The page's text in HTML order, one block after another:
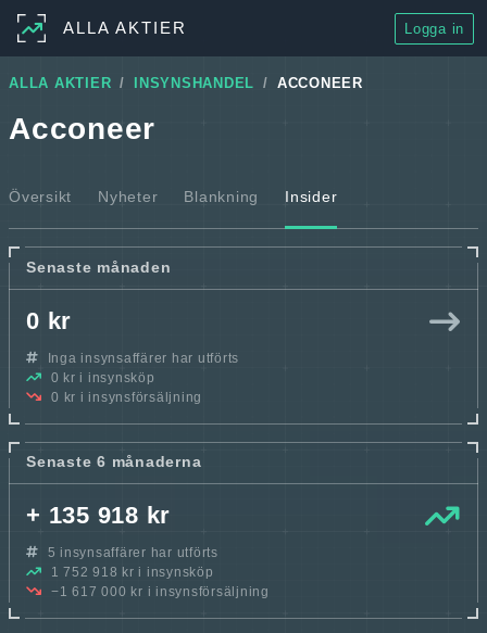
ALLA AKTIER Logga in
ALLA AKTIER INSYNSHANDEL ACCONEER
Acconeer
Översikt Nyheter Blankning Insider
Senaste månaden
0 kr
Inga insynsaffärer har utförts
0 kr i insynsköp
0 kr i insynsförsäljning
Senaste 6 månaderna
+ 135 918 kr
5 insynsaffärer har utförts
1 752 918 kr i insynsköp
−1 617 000 kr i insynsförsäljning